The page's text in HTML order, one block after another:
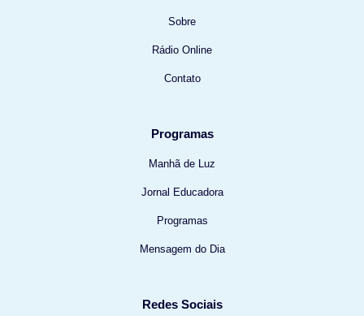
Sobre
Rádio Online
Contato
Programas
Manhã de Luz
Jornal Educadora
Programas
Mensagem do Dia
Redes Sociais